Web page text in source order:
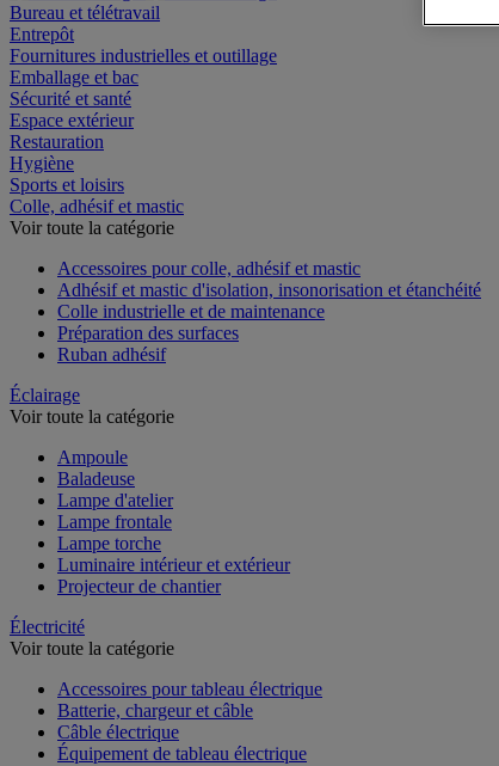
Bureau et télétravail
Entrepôt
Fournitures industrielles et outillage
Emballage et bac
Sécurité et santé
Espace extérieur
Restauration
Hygiène
Sports et loisirs
Colle, adhésif et mastic
Voir toute la catégorie
Accessoires pour colle, adhésif et mastic
Adhésif et mastic d'isolation, insonorisation et étanchéité
Colle industrielle et de maintenance
Préparation des surfaces
Ruban adhésif
Éclairage
Voir toute la catégorie
Ampoule
Baladeuse
Lampe d'atelier
Lampe frontale
Lampe torche
Luminaire intérieur et extérieur
Projecteur de chantier
Électricité
Voir toute la catégorie
Accessoires pour tableau électrique
Batterie, chargeur et câble
Câble électrique
Équipement de tableau électrique